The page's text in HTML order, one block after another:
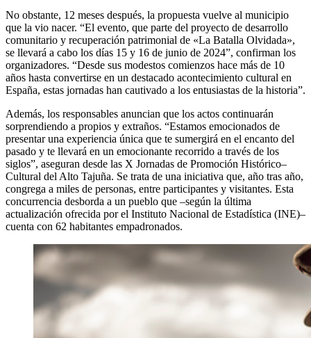
No obstante, 12 meses después, la propuesta vuelve al municipio
que la vio nacer. “El evento, que parte del proyecto de desarrollo
comunitario y recuperación patrimonial de «La Batalla Olvidada»,
se llevará a cabo los días 15 y 16 de junio de 2024”, confirman los
organizadores. “Desde sus modestos comienzos hace más de 10
años hasta convertirse en un destacado acontecimiento cultural en
España, estas jornadas han cautivado a los entusiastas de la historia”.
Además, los responsables anuncian que los actos continuarán
sorprendiendo a propios y extraños. “Estamos emocionados de
presentar una experiencia única que te sumergirá en el encanto del
pasado y te llevará en un emocionante recorrido a través de los
siglos”, aseguran desde las X Jornadas de Promoción Histórico–
Cultural del Alto Tajuña. Se trata de una iniciativa que, año tras año,
congrega a miles de personas, entre participantes y visitantes. Esta
concurrencia desborda a un pueblo que –según la última
actualización ofrecida por el Instituto Nacional de Estadística (INE)–
cuenta con 62 habitantes empadronados.